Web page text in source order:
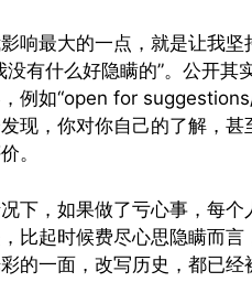
响最大的一点，就是让我
没有什么好隐瞒的”。公开
例如“open for
现，你对你自己的了解，
。
下，如果做了亏心事，每个
比起时候费尽心思隐瞒而
的一面，改写历史，都已经